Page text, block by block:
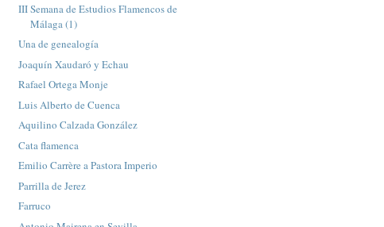
III Semana de Estudios Flamencos de
Málaga (1)
Una de genealogía
Joaquín Xaudaró y Echau
Rafael Ortega Monje
Luis Alberto de Cuenca
Aquilino Calzada González
Cata flamenca
Emilio Carrère a Pastora Imperio
Parrilla de Jerez
Farruco